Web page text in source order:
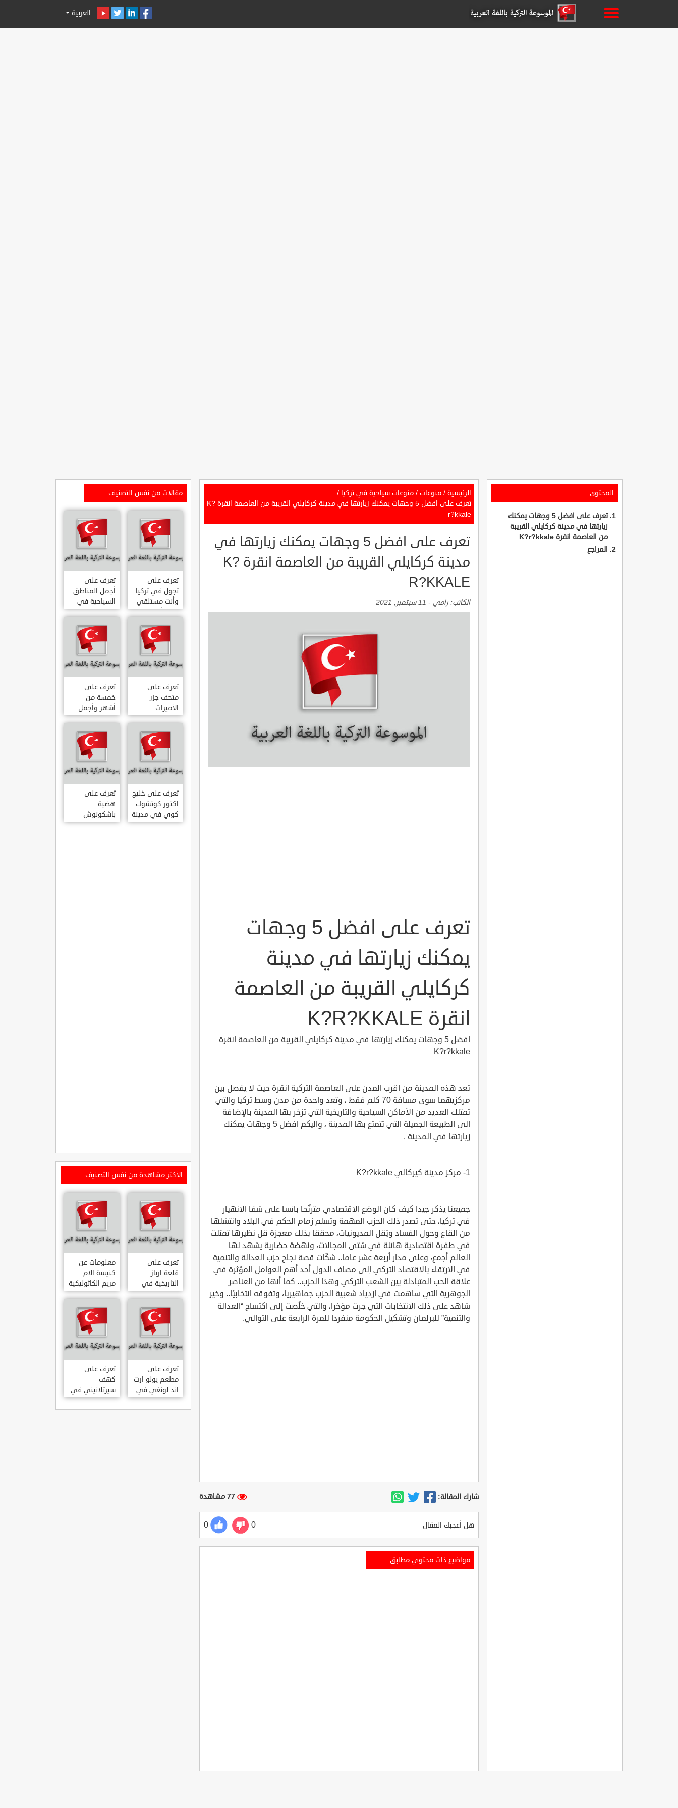
العربية
المحتوى
تعرف على افضل 5 وجهات يمكنك
زيارتها في مدينة كركايلي القريبة
من العاصمة انقرة K?r?kkale
المراجع
الرئيسية / منوعات / منوعات سياحية في تركيا /
تعرف على افضل 5 وجهات يمكنك زيارتها في مدينة كركايلي القريبة من العاصمة انقرة K?
r?kkale
تعرف على افضل 5 وجهات يمكنك زيارتها في
مدينة كركايلي القريبة من العاصمة انقرة K?
R?KKALE
الكاتب: رامي - 11 سبتمبر, 2021
تعرف على افضل 5 وجهات
يمكنك زيارتها في مدينة
كركايلي القريبة من العاصمة
انقرة K?R?KKALE
افضل 5 وجهات يمكنك زيارتها في مدينة كركايلي القريبة من العاصمة انقرة
K?r?kkale
تعد هذه المدينة من اقرب المدن على العاصمة التركية انقرة حيث لا يفصل بين
مركزيهما سوى مسافة 70 كلم فقط ، وتعد واحدة من مدن وسط تركيا والتي
تمتلك العديد من الأماكن السياحية والتاريخية التي تزخر بها المدينة بالإضافة
الى الطبيعة الجميلة التي تتمتع بها المدينة ، واليكم افضل 5 وجهات يمكنك
زيارتها في المدينة .
1- مركز مدينة كيركالي K?r?kkale
جميعنا يذكر جيدا كيف كان الوضع الاقتصادي مترنّحا بائسا على شفا الانهيار
في تركيا، حتى تصدر ذلك الحزب المهمة وتسلم زمام الحكم في البلاد وانتشلها
من القاع وحول الفساد وثِقل المديونيات، محققا بذلك معجزة قل نظيرها تمثلت
في طفرة اقتصادية هائلة في شتى المجالات، ونهضة حضارية يشهد لها
العالم أجمع، وعلى مدار أربعة عشر عاما.. شكّات قصة نجاح حزب العدالة والتنمية
في الارتقاء بالاقتصاد التركي إلى مصاف الدول أحد أهم العوامل المؤثرة في
علاقة الحب المتبادلة بين الشعب التركي وهذا الحزب.. كما أنها من العناصر
الجوهرية التي ساهمت في ازدياد شعبية الحزب جماهيريا، وتفوقه انتخابيًا.. وخير
شاهد على ذلك الانتخابات التي جرت مؤخرا، والتي خلُصت إلى اكتساح “العدالة
والتنمية” للبرلمان وتشكيل الحكومة منفردا للمرة الرابعة على التوالي.
شارك المقالة: 77 مشاهدة
هل أعجبك المقال 0
0
مواضيع ذات محتوي مطابق
مقالات من نفس التصنيف
تعرف على
تجول في تركيا
وأنت مستلقي
على أريكتك
..السياحة
الافتراضية.
تعرف على
أجمل المناطق
السياحية في
اسطنبول
المشهورة في
تعرف على
متحف جزر
الأميرات
ADALAR
MÜZESI
تعرف على
خمسة من
أشهر وأجمل
قصور اسطنبول
تعرف على خليج
اكتور كوتشوك
كوي في مدينة
داتشا الساحلية
تعرف على
هضبة
باشكونوش
الطبيعية في
الأكثر مشاهدة من نفس التصنيف
تعرف على
قلعة ارباز
التاريخية في
ولاية ايدن.. من
القلاع الدولة
العثمانية
ARPAZ
KALESI AYDIN
معلومات عن
كنيسة الام
مريم الكاثوليكية
في هاتي .. من
معالم المدينة
التاريخية
والدينية
MERYEM ANA
KATOLIK
KILISESI
HATAY
تعرف على
مطعم يولو ارت
اند لونغي في
ازمير .. مطعم
بجدران متحف
تعرف على
كهف
سيرتلانيني في
ولاية ايدن .. من
اعاجيب الطبيعة